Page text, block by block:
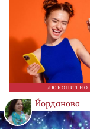
ЛЮБОПИТНО
Йорданова